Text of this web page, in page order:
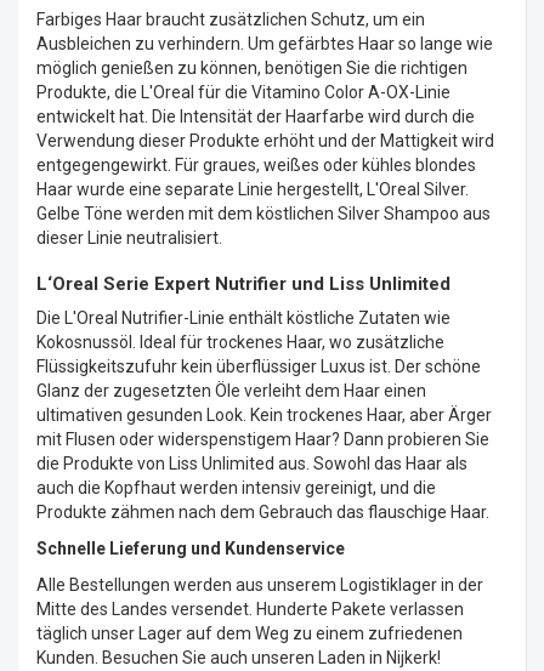
Farbiges Haar braucht zusätzlichen Schutz, um ein
Ausbleichen zu verhindern. Um gefärbtes Haar so lange wie
möglich genießen zu können, benötigen Sie die richtigen
Produkte, die L'Oreal für die Vitamino Color A-OX-Linie
entwickelt hat. Die Intensität der Haarfarbe wird durch die
Verwendung dieser Produkte erhöht und der Mattigkeit wird
entgegengewirkt. Für graues, weißes oder kühles blondes
Haar wurde eine separate Linie hergestellt, L'Oreal Silver.
Gelbe Töne werden mit dem köstlichen Silver Shampoo aus
dieser Linie neutralisiert.
L‘Oreal Serie Expert Nutrifier und Liss Unlimited
Die L'Oreal Nutrifier-Linie enthält köstliche Zutaten wie
Kokosnussöl. Ideal für trockenes Haar, wo zusätzliche
Flüssigkeitszufuhr kein überflüssiger Luxus ist. Der schöne
Glanz der zugesetzten Öle verleiht dem Haar einen
ultimativen gesunden Look. Kein trockenes Haar, aber Ärger
mit Flusen oder widerspenstigem Haar? Dann probieren Sie
die Produkte von Liss Unlimited aus. Sowohl das Haar als
auch die Kopfhaut werden intensiv gereinigt, und die
Produkte zähmen nach dem Gebrauch das flauschige Haar.
Schnelle Lieferung und Kundenservice
Alle Bestellungen werden aus unserem Logistiklager in der
Mitte des Landes versendet. Hunderte Pakete verlassen
täglich unser Lager auf dem Weg zu einem zufriedenen
Kunden. Besuchen Sie auch unseren Laden in Nijkerk!